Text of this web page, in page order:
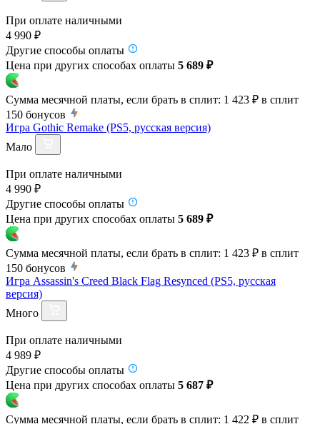
При оплате наличными
4 990 ₽
Другие способы оплаты
Цена при других способах оплаты 5 689 ₽
Сумма месячной платы, если брать в сплит: 1 423 ₽ в сплит
150 бонусов
Игра Gothic Remake (PS5, русская версия)
Мало
При оплате наличными
4 990 ₽
Другие способы оплаты
Цена при других способах оплаты 5 689 ₽
Сумма месячной платы, если брать в сплит: 1 423 ₽ в сплит
150 бонусов
Игра Assassin's Creed Black Flag Resynced (PS5, русская
версия)
Много
При оплате наличными
4 989 ₽
Другие способы оплаты
Цена при других способах оплаты 5 687 ₽
Сумма месячной платы, если брать в сплит: 1 422 ₽ в сплит